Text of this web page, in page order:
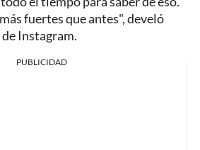
fuertes que antes", develó
Instagram.
PUBLICIDAD